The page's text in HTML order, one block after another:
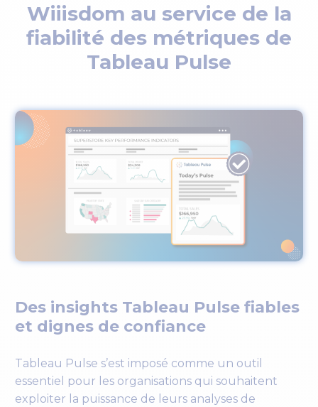
Wiiisdom au service de la
fiabilité des métriques de
Tableau Pulse
Des insights Tableau Pulse fiables
et dignes de confiance
Tableau Pulse s’est imposé comme un outil
essentiel pour les organisations qui souhaitent
exploiter la puissance de leurs analyses de